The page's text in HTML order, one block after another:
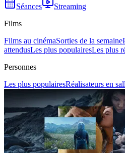
Séances
Streaming
Films
Films au cinémaSorties de la semaine
attendusLes plus populairesLes plus
Personnes
Les plus populairesRéalisateurs en